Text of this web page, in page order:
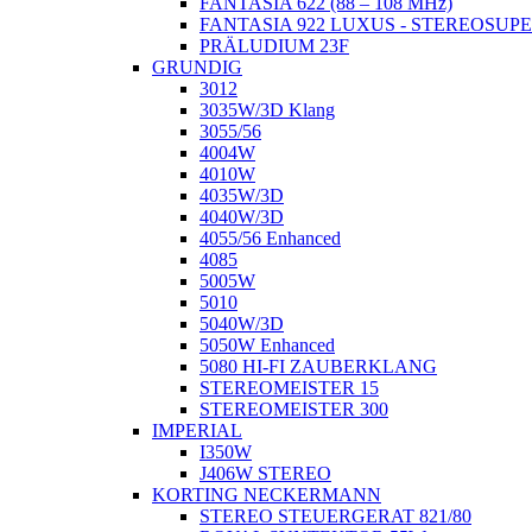
FANTASIA 922 LUXUS -
PRÄLUDIUM 23F
GRUNDIG
3012
3035W/3D Klang
3055/56
4004W
4010W
4035W/3D
4040W/3D
4055/56 Enhanced
4085
5005W
5010
5040W/3D
5050W Enhanced
5080 HI-FI ZAUBERKLANG
STEREOMEISTER 15
STEREOMEISTER 300
IMPERIAL
I350W
J406W STEREO
KORTING NECKERMANN
STEREO STEUERGERAT 821/80